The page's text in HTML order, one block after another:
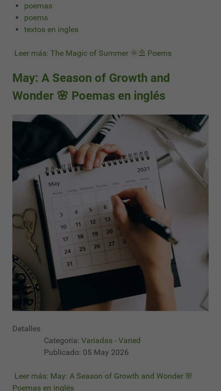
poemas
poems
textos en ingles
Leer más: The Magic of Summer 🌞⛱ Poems
May: A Season of Growth and
Wonder 🌸 Poemas en inglés
Detalles
Categoría: Variadas - Varied
Publicado: 05 May 2026
Leer más: May: A Season of Growth and Wonder 🌸
Poemas en inglés